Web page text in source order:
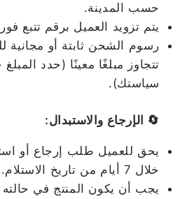
حسب المدينة.
يتم تزويد العميل برقم تتبع
رسوم الشحن ثابتة أو مجانية
تتجاوز مبلغًا معينًا (حدد
سياستك).
🔄 الإرجاع والاستبدال:
يحق للعميل طلب إرجاع أو
خلال 7 أيام من تاريخ الاستلام.
يجب أن يكون المنتج في حالته